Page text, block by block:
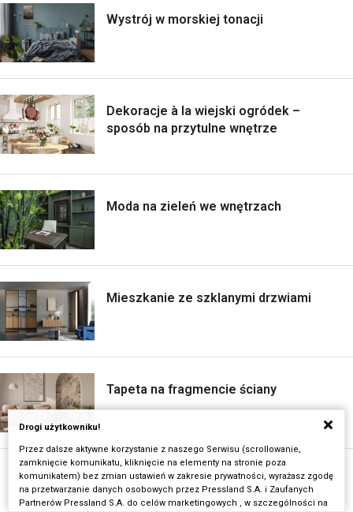
Wystrój w morskiej tonacji
Dekoracje à la wiejski ogródek –
sposób na przytulne wnętrze
Moda na zieleń we wnętrzach
Mieszkanie ze szklanymi drzwiami
Tapeta na fragmencie ściany
Drogi użytkowniku!
Przez dalsze aktywne korzystanie z naszego Serwisu (scrollowanie,
zamknięcie komunikatu, kliknięcie na elementy na stronie poza
komunikatem) bez zmian ustawień w zakresie prywatności, wyrażasz zgodę
na przetwarzanie danych osobowych przez Pressland S.A. i Zaufanych
Partnerów Pressland S.A. do celów marketingowych , w szczególności na